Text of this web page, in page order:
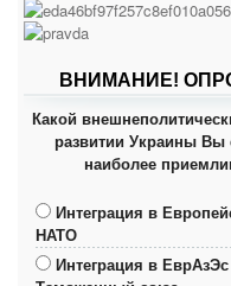
ВНИМАНИЕ!
Какой
развитии Украины Вы
наиболее
Интеграция в
НАТО
Интеграция в